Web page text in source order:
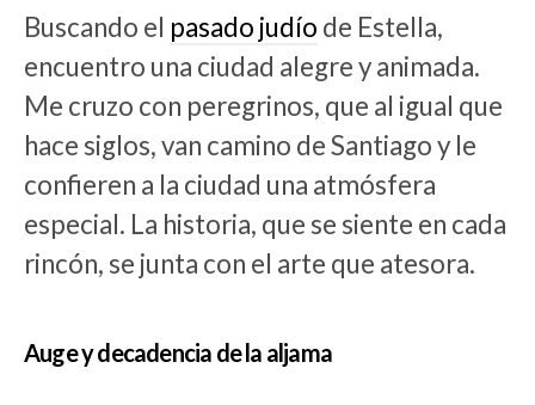
Buscando el pasado judío de Estella,
encuentro una ciudad alegre y animada.
Me cruzo con peregrinos, que al igual que
hace siglos, van camino de Santiago y le
confieren a la ciudad una atmósfera
especial. La historia, que se siente en cada
rincón, se junta con el arte que atesora.
Auge y decadencia de la aljama